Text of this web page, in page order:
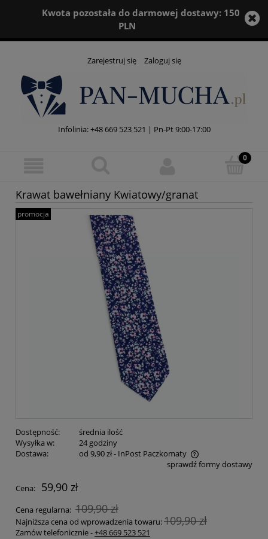
Kwota pozostała do darmowej dostawy: 150
PLN
Zarejestruj się Zaloguj się
Infolinia:+48 669 523 521 | Pn-Pt 9:00-17:00
Krawat bawełniany Kwiatowy/granat
promocja
Dostępność:
średnia ilość
Wysyłka w:
24 godziny
Dostawa:
od 9,90 zł- InPost Paczkomaty
sprawdź formy dostawy
Cena: 59,90 zł
Cena regularna: 109,90 zł
Najniższa cena od wprowadzenia towaru:109,90 zł
Zamów telefonicznie -+48 669 523 521